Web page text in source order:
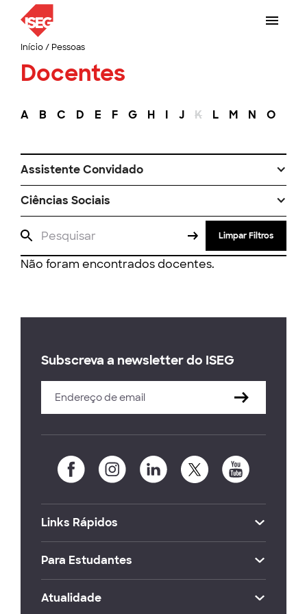
Início/ Pessoas
Docentes
A B C D E F G H I J K L M N O
Assistente Convidado
Ciências Sociais
Limpar Filtros
Não foram encontrados docentes.
Subscreva a newsletter do ISEG
Links Rápidos
Para Estudantes
Atualidade